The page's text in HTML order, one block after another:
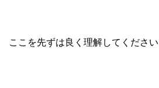
ここを先ずは良く理解してください